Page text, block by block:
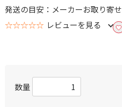
発送の目安：メーカーお取り寄せ
☆☆☆☆☆ レビューを見る
数量